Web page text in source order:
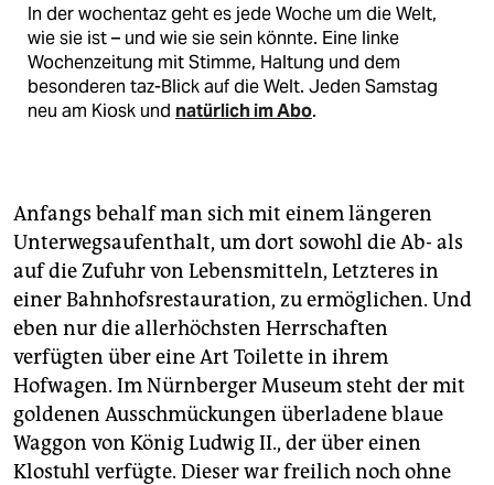
In der wochentaz geht es jede Woche um die Welt,
wie sie ist – und wie sie sein könnte. Eine linke
Wochenzeitung mit Stimme, Haltung und dem
besonderen taz-Blick auf die Welt. Jeden Samstag
neu am Kiosk und natürlich im Abo.
Anfangs behalf man sich mit einem längeren
Unterwegsaufenthalt, um dort sowohl die Ab- als
auf die Zufuhr von Lebensmitteln, Letzteres in
einer Bahnhofsrestauration, zu ermöglichen. Und
eben nur die allerhöchsten Herrschaften
verfügten über eine Art Toilette in ihrem
Hofwagen. Im Nürnberger Museum steht der mit
goldenen Ausschmückungen überladene blaue
Waggon von König Ludwig II., der über einen
Klostuhl verfügte. Dieser war freilich noch ohne